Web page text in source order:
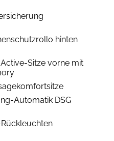
hinten
Sitze vorne mit
Automatik DSG